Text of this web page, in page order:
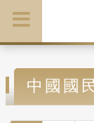
中國國